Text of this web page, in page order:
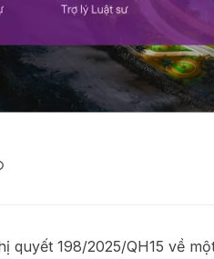
quyết 198/2025/QH15 về